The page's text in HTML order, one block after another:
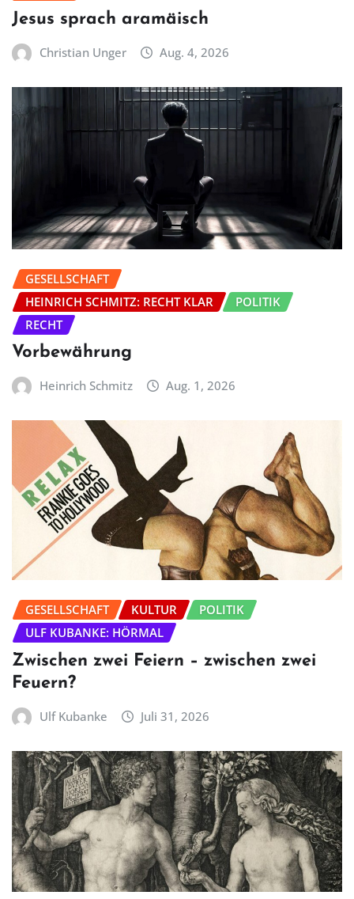
Jesus sprach aramäisch
Christian Unger Aug. 4, 2026
GESELLSCHAFT
HEINRICH SCHMITZ: RECHT KLAR
POLITIK
RECHT
Vorbewährung
Heinrich Schmitz Aug. 1, 2026
GESELLSCHAFT KULTUR
POLITIK
ULF KUBANKE: HÖRMAL
Zwischen zwei Feiern – zwischen zwei
Feuern?
Ulf Kubanke Juli 31, 2026